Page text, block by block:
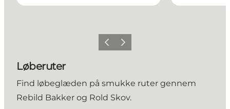
Forrige billede
Næste billede
Løberuter
Find løbeglæden på smukke ruter gennem
Rebild Bakker og Rold Skov.